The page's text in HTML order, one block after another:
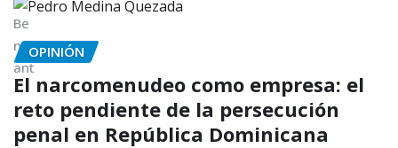
OPINIÓN
El narcomenudeo como empresa: el
reto pendiente de la persecución
penal en República Dominicana